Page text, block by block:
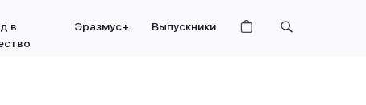
в
Эразмус+ Выпускники